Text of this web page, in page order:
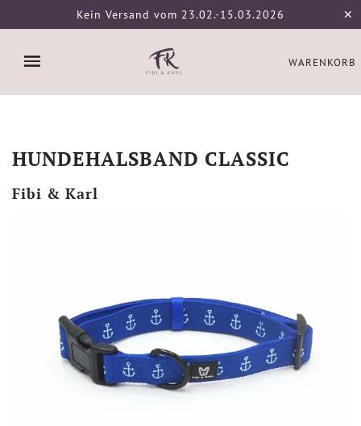
Kein Versand vom 23.02.-15.03.2026 ✕
WARENKORB
HUNDEHALSBAND CLASSIC
Fibi & Karl